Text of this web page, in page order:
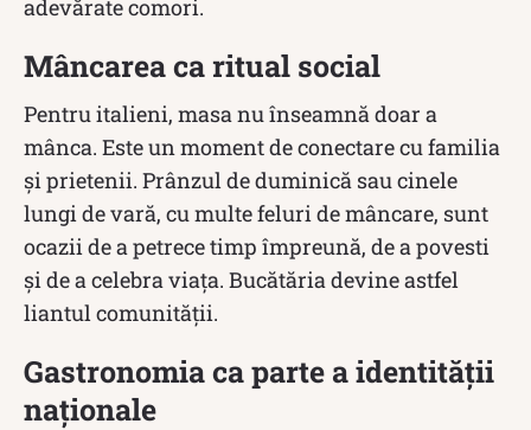
adevărate comori.
Mâncarea ca ritual social
Pentru italieni, masa nu înseamnă doar a
mânca. Este un moment de conectare cu familia
și prietenii. Prânzul de duminică sau cinele
lungi de vară, cu multe feluri de mâncare, sunt
ocazii de a petrece timp împreună, de a povesti
și de a celebra viața. Bucătăria devine astfel
liantul comunității.
Gastronomia ca parte a identității
naționale